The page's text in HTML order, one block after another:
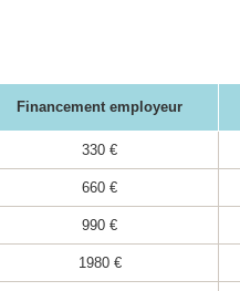
Financement employeur
330 €
660 €
990 €
1980 €